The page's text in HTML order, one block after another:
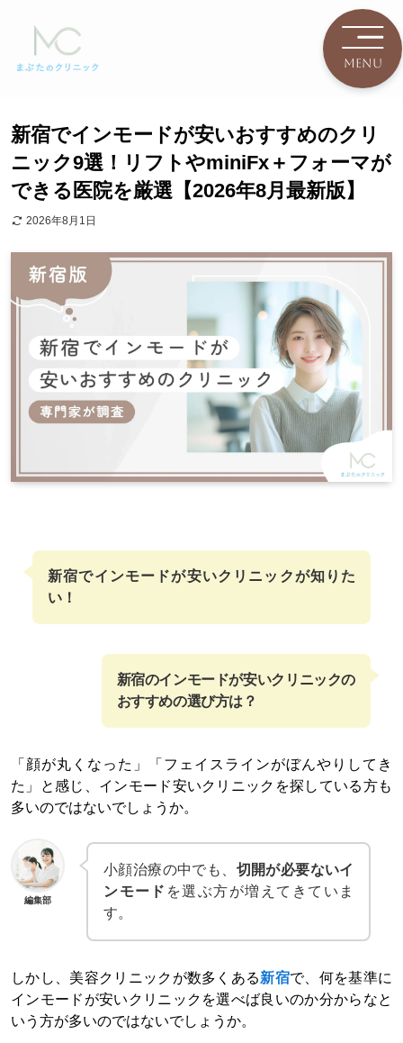
新宿でインモードが安いおすすめのクリ
ニック9選！リフトやminiFx＋フォーマが
できる医院を厳選【2026年8月最新版】
2026年8月1日
新宿でインモードが安いクリニックが知りた
い！
新宿のインモードが安いクリニックの
おすすめの選び方は？
「顔が丸くなった」「フェイスラインがぼんやりしてき
た」と感じ、インモード安いクリニックを探している方も
多いのではないでしょうか。
編集部
小顔治療の中でも、 切開が必要ないイ
ンモード を選ぶ方が増えてきていま
す。
しかし、美容クリニックが数多くある新宿で、何を基準に
インモードが安いクリニックを選べば良いのか分からなと
いう方が多いのではないでしょうか。